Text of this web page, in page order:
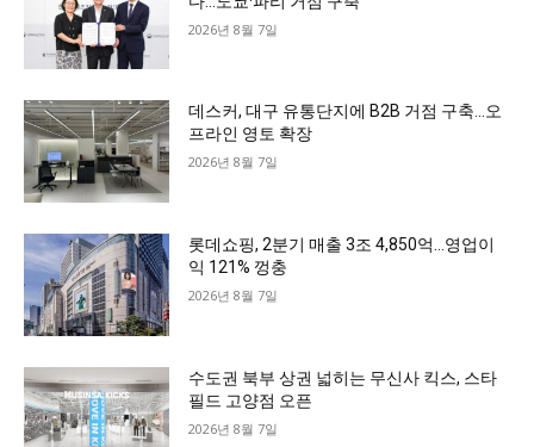
2026년 8월 7일
데스커, 대구 유통단지에 B2B 거점 구축…오
프라인 영토 확장
2026년 8월 7일
롯데쇼핑, 2분기 매출 3조 4,850억…영업이
익 121% 껑충
2026년 8월 7일
수도권 북부 상권 넓히는 무신사 킥스, 스타
필드 고양점 오픈
2026년 8월 7일